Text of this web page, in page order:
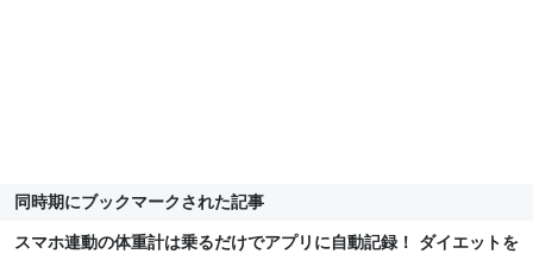
同時期にブックマークされた記事
スマホ連動の体重計は乗るだけでアプリに自動記録！ ダイエットを